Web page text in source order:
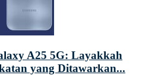
A25 5G: Layakkah
yang Ditawarkan...